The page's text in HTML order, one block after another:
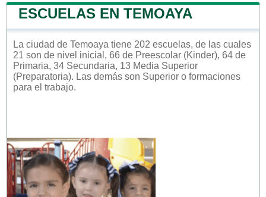
ESCUELAS EN TEMOAYA
La ciudad de Temoaya tiene 202 escuelas, de las cuales
21 son de nivel inicial, 66 de Preescolar (Kinder), 64 de
Primaria, 34 Secundaria, 13 Media Superior
(Preparatoria). Las demás son Superior o formaciones
para el trabajo.